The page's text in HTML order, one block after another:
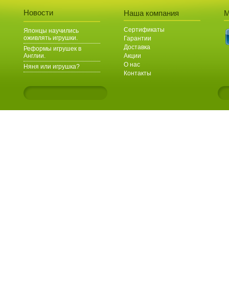
Новости
Японцы научились
оживлять игрушки.
Реформы игрушек в
Англии.
Няня или игрушка?
Наша компания
Сертификаты
Гарантии
Доставка
Акции
О нас
Контакты